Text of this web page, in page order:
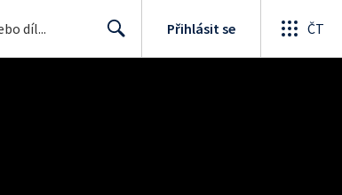
Přihlásit se ČT